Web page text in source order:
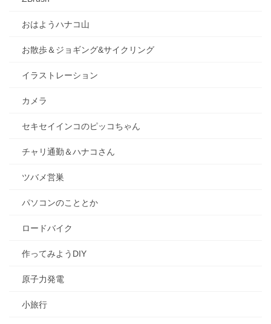
おはようハナコ山
お散歩＆ジョギング&サイクリング
イラストレーション
カメラ
セキセイインコのピッコちゃん
チャリ通勤＆ハナコさん
ツバメ営巣
パソコンのこととか
ロードバイク
作ってみようDIY
原子力発電
小旅行